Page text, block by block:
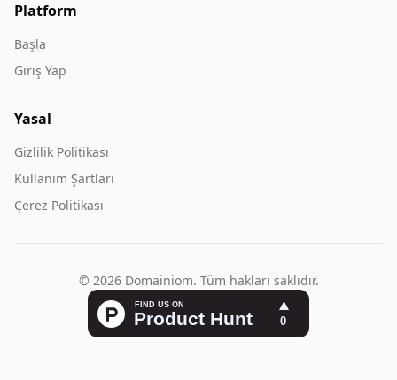
Platform
Başla
Giriş Yap
Yasal
Gizlilik Politikası
Kullanım Şartları
Çerez Politikası
© 2026 Domainiom. Tüm hakları saklıdır.